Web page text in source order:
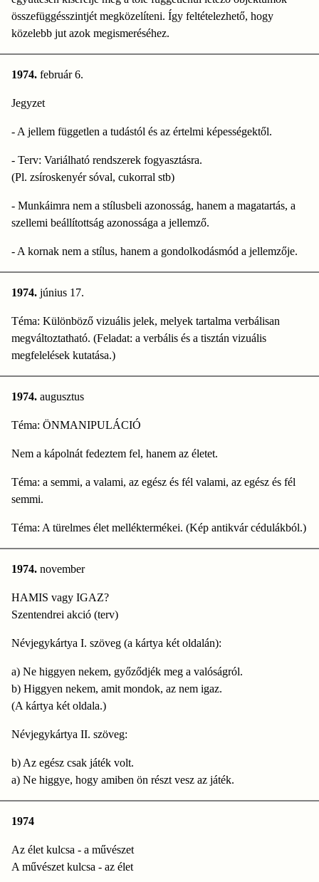
összefüggésszintjét megközelíteni. Így feltételezhető, hogy
közelebb jut azok megismeréséhez.
1974. február 6.
Jegyzet
- A jellem független a tudástól és az értelmi képességektől.
- Terv: Variálható rendszerek fogyasztásra.
(Pl. zsíroskenyér sóval, cukorral stb)
- Munkáimra nem a stílusbeli azonosság, hanem a magatartás, a
szellemi beállítottság azonossága a jellemző.
- A kornak nem a stílus, hanem a gondolkodásmód a jellemzője.
1974. június 17.
Téma: Különböző vizuális jelek, melyek tartalma verbálisan
megváltoztatható. (Feladat: a verbális és a tisztán vizuális
megfelelések kutatása.)
1974. augusztus
Téma: ÖNMANIPULÁCIÓ
Nem a kápolnát fedeztem fel, hanem az életet.
Téma: a semmi, a valami, az egész és fél valami, az egész és fél
semmi.
Téma: A türelmes élet melléktermékei. (Kép antikvár cédulákból.)
1974. november
HAMIS vagy IGAZ?
Szentendrei akció (terv)
Névjegykártya I. szöveg (a kártya két oldalán):
a) Ne higgyen nekem, győződjék meg a valóságról.
b) Higgyen nekem, amit mondok, az nem igaz.
(A kártya két oldala.)
Névjegykártya II. szöveg:
b) Az egész csak játék volt.
a) Ne higgye, hogy amiben ön részt vesz az játék.
1974
Az élet kulcsa - a művészet
A művészet kulcsa - az élet